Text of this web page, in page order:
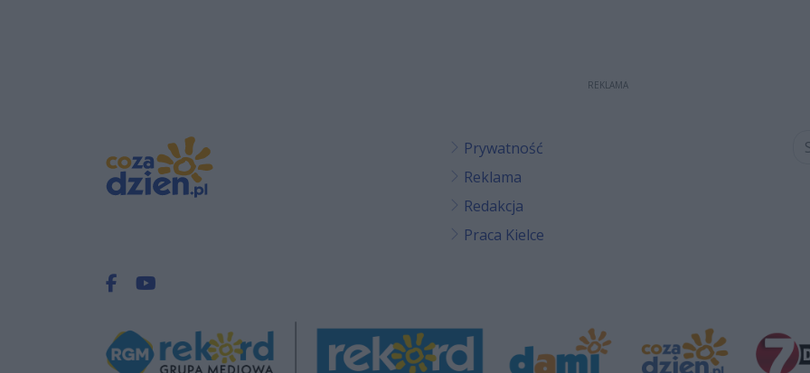
REKLAMA
Prywatność
Reklama
Redakcja
Praca Kielce
Facebook.com
Youtube.com